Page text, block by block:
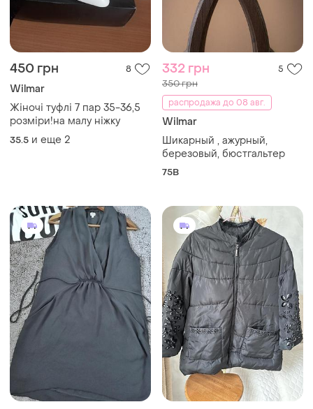
450 грн 8
Wilmar
Жіночі туфлі 7 пар 35-36,5
розміри!на малу ніжку
35.5 и еще 2
332 грн 5
350 грн
распродажа до 08 авг.
Wilmar
Шикарный , ажурный,
березовый, бюстгальтер
75B